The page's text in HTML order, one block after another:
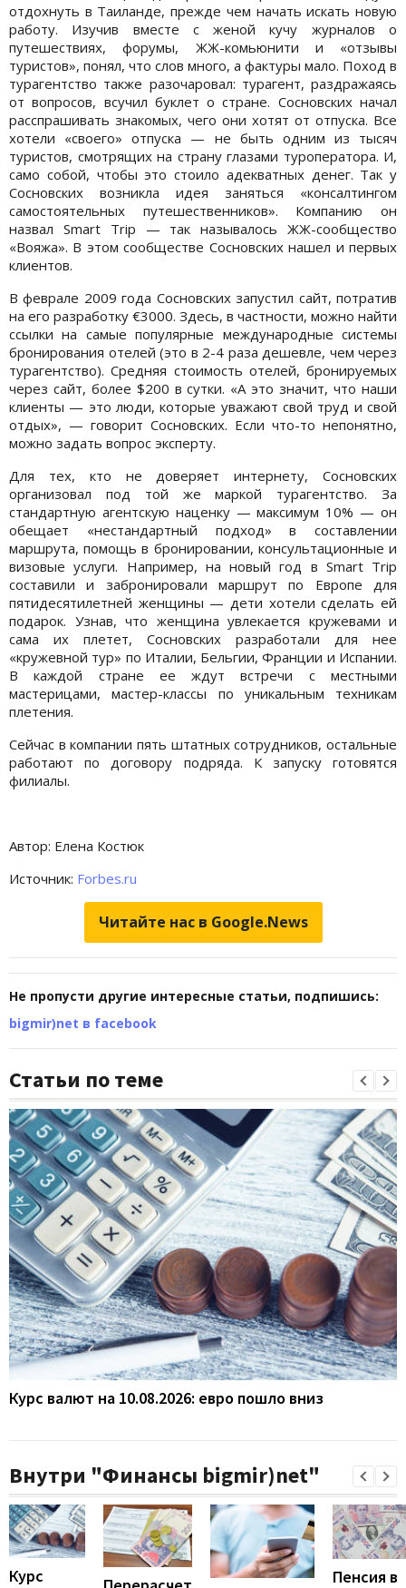
отдохнуть в Таиланде, прежде чем начать искать новую
работу. Изучив вместе с женой кучу журналов о
путешествиях, форумы, ЖЖ-комьюнити и «отзывы
туристов», понял, что слов много, а фактуры мало. Поход в
турагентство также разочаровал: турагент, раздражаясь
от вопросов, всучил буклет о стране. Сосновских начал
расспрашивать знакомых, чего они хотят от отпуска. Все
хотели «своего» отпуска — не быть одним из тысяч
туристов, смотрящих на страну глазами туроператора. И,
само собой, чтобы это стоило адекватных денег. Так у
Сосновских возникла идея заняться «консалтингом
самостоятельных путешественников». Компанию он
назвал Smart Trip — так называлось ЖЖ-сообщество
«Вояжа». В этом сообществе Сосновских нашел и первых
клиентов.
В феврале 2009 года Сосновских запустил сайт, потратив
на его разработку €3000. Здесь, в частности, можно найти
ссылки на самые популярные международные системы
бронирования отелей (это в 2-4 раза дешевле, чем через
турагентство). Средняя стоимость отелей, бронируемых
через сайт, более $200 в сутки. «А это значит, что наши
клиенты — это люди, которые уважают свой труд и свой
отдых», — говорит Сосновских. Если что-то непонятно,
можно задать вопрос эксперту.
Для тех, кто не доверяет интернету, Сосновских
организовал под той же маркой турагентство. За
стандартную агентскую наценку — максимум 10% — он
обещает «нестандартный подход» в составлении
маршрута, помощь в бронировании, консультационные и
визовые услуги. Например, на новый год в Smart Trip
составили и забронировали маршрут по Европе для
пятидесятилетней женщины — дети хотели сделать ей
подарок. Узнав, что женщина увлекается кружевами и
сама их плетет, Сосновских разработали для нее
«кружевной тур» по Италии, Бельгии, Франции и Испании.
В каждой стране ее ждут встречи с местными
мастерицами, мастер-классы по уникальным техникам
плетения.
Сейчас в компании пять штатных сотрудников, остальные
работают по договору подряда. К запуску готовятся
филиалы.
Автор: Елена Костюк
Источник: Forbes.ru
Читайте нас в Google.News
Не пропусти другие интересные статьи, подпишись:
bigmir)net в facebook
Статьи по теме
Курс валют на 10.08.2026: евро пошло вниз
Внутри "Финансы bigmir)net"
Курс
Пенсия в